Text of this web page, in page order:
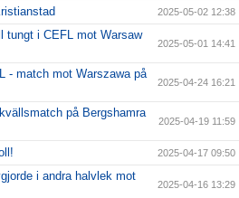
2025-05-02 12:38
tungt i CEFL mot Warsaw
2025-05-01 14:41
- match mot Warszawa på
2025-04-24 16:21
på Bergshamra
2025-04-19 11:59
2025-04-17 09:50
i andra halvlek mot
2025-04-16 13:29